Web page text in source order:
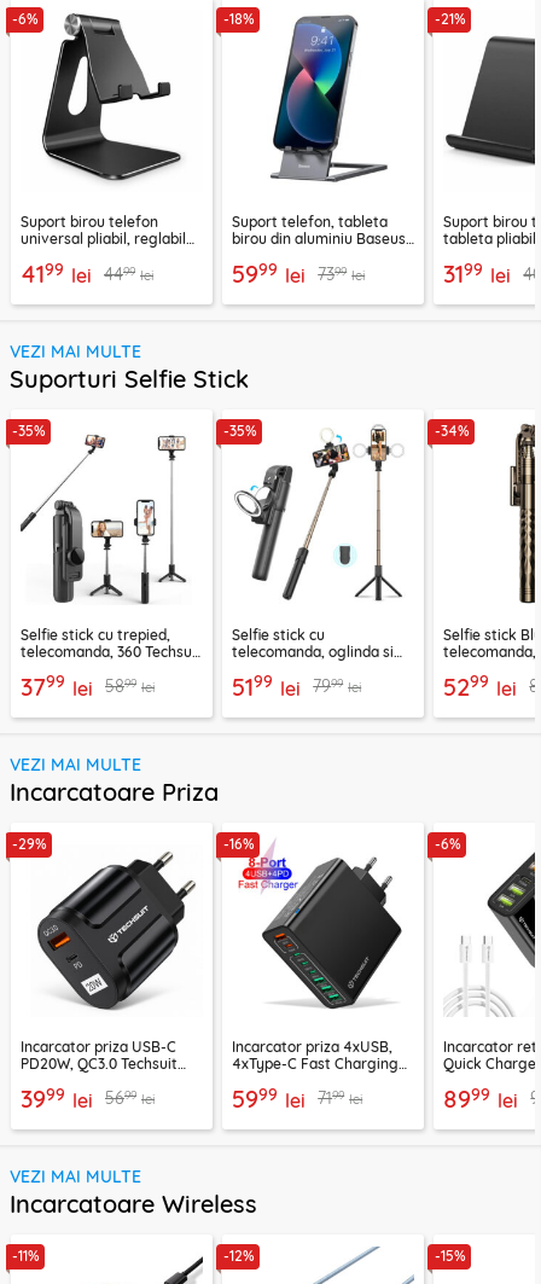
-6%
Suport birou telefon
universal pliabil, reglabil
negru
4199 lei 4499 lei
-18%
Suport telefon, tableta
birou din aluminiu Baseus,
5999 lei 7399 lei
-21%
Suport birou
tableta pliabil
3199 lei
VEZI MAI MULTE
Suporturi Selfie Stick
-35%
Selfie stick cu trepied,
telecomanda, 360 Techsuit
3799 lei 5899 lei
-35%
Selfie stick cu
telecomanda, oglinda si
5199 lei 7999 lei
-34%
Selfie stick
telecomanda,
5299 lei
VEZI MAI MULTE
Incarcatoare Priza
-29%
Incarcator priza USB-C
PD20W, QC3.0 Techsuit
CHPD038
3999 lei 5699 lei
-16%
Incarcator priza 4xUSB,
4xType-C Fast Charging
negru, CHPD224
5999 lei 7199 lei
-6%
Incarcator
Quick Charge
CHC2
8999 lei
VEZI MAI MULTE
Incarcatoare Wireless
-11% -12% -15%